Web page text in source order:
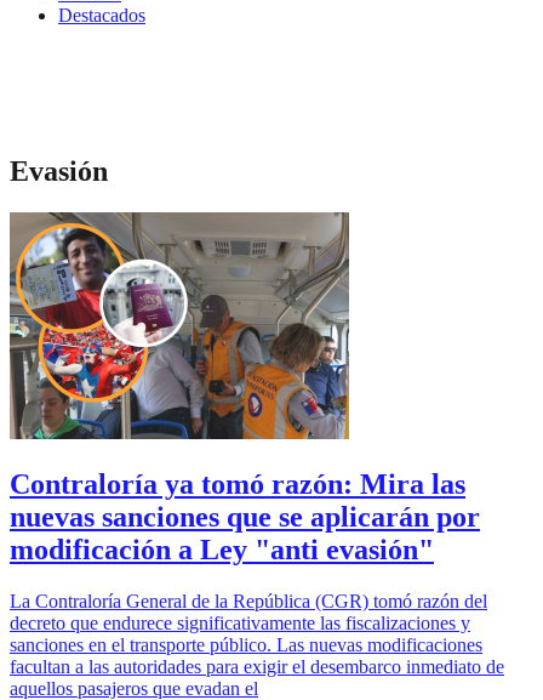
Destacados
Evasión
Contraloría ya tomó razón: Mira las
nuevas sanciones que se aplicarán por
modificación a Ley "anti evasión"
La Contraloría General de la República (CGR) tomó razón del
decreto que endurece significativamente las fiscalizaciones y
sanciones en el transporte público. Las nuevas modificaciones
facultan a las autoridades para exigir el desembarco inmediato de
aquellos pasajeros que evadan el